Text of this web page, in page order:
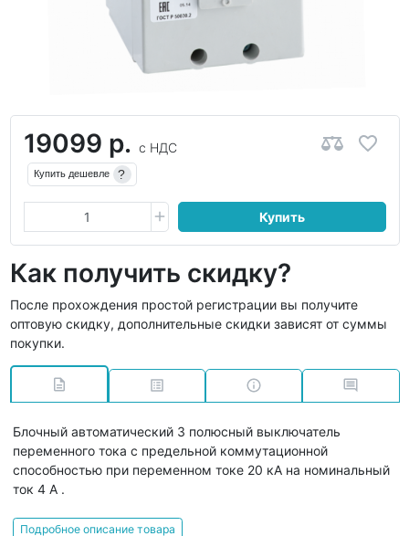
19099 р. с НДС
Купить дешевле ?
Купить
Как получить скидку?
После прохождения простой регистрации вы получите
оптовую скидку, дополнительные скидки зависят от суммы
покупки.
Блочный автоматический 3 полюсный выключатель
переменного тока с предельной коммутационной
способностью при переменном токе 20 кА на номинальный
ток 4 А .
Подробное описание товара